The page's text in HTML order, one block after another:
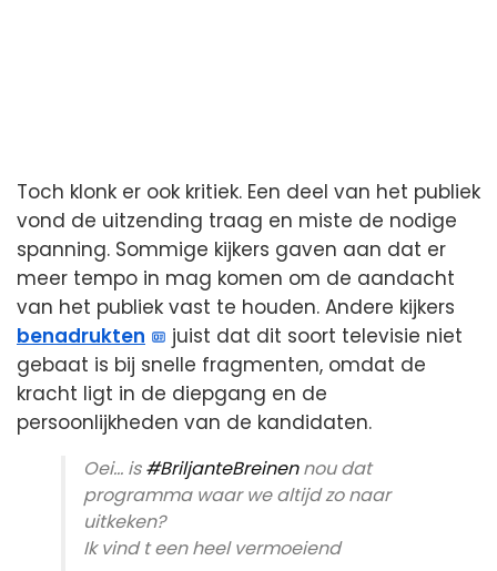
Toch klonk er ook kritiek. Een deel van het publiek
vond de uitzending traag en miste de nodige
spanning. Sommige kijkers gaven aan dat er
meer tempo in mag komen om de aandacht
van het publiek vast te houden. Andere kijkers
benadrukten
juist dat dit soort televisie niet
gebaat is bij snelle fragmenten, omdat de
kracht ligt in de diepgang en de
persoonlijkheden van de kandidaten.
Oei… is#BriljanteBreinennou dat
programma waar we altijd zo naar
uitkeken?
Ik vind t een heel vermoeiend